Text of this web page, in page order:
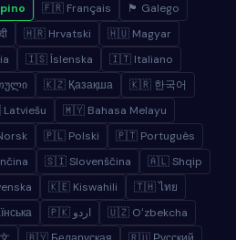
🇫🇷 Français
🏴 Galego
🇭🇷 Hrvatski
🇭🇺 Magyar
🇮🇸 Íslenska
🇮🇹 Italiano
🇰🇿 Қазақша
🇰🇷 한국어
🇲🇾 Bahasa Melayu
🇵🇱 Polski
🇵🇹 Português
🇸🇮 Slovenščina
🇦🇱 Shqip
🇰🇪 Kiswahili
🇹🇭 ไทย
🇵🇰 اردو
🇺🇿 Oʻzbekcha